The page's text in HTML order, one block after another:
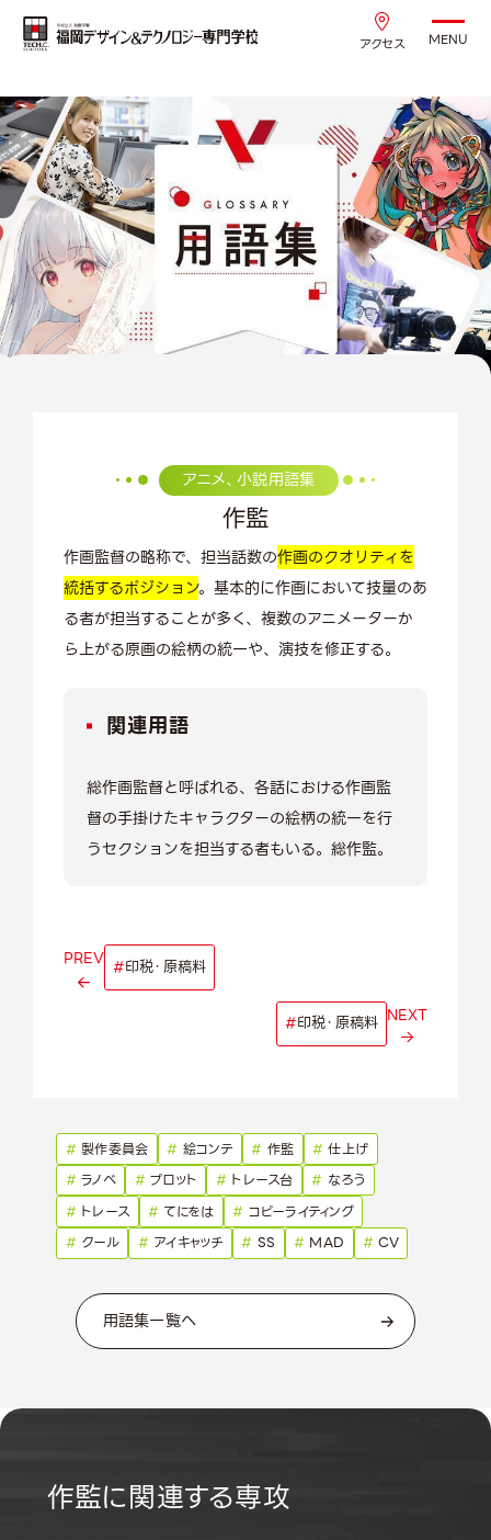
アクセス MENU
アニメ、小説用語集
作監
作画監督の略称で、担当話数の作画のクオリティを
統括するポジション。基本的に作画において技量のあ
る者が担当することが多く、複数のアニメーターか
ら上がる原画の絵柄の統一や、演技を修正する。
関連用語
総作画監督と呼ばれる、各話における作画監
督の手掛けたキャラクターの絵柄の統一を行
うセクションを担当する者もいる。総作監。
PREV #印税・原稿料
#印税・原稿料 NEXT
# 製作委員会 # 絵コンテ # 作監 # 仕上げ
# ラノベ # プロット # トレース台 # なろう
# トレース # てにをは # コピーライティング
# クール # アイキャッチ # SS # MAD # CV
用語集一覧へ
作監に関連する専攻